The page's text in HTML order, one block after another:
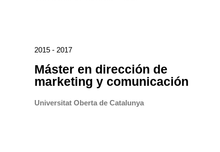
2015 - 2017
Máster en dirección de
marketing y comunicación
Universitat Oberta de Catalunya